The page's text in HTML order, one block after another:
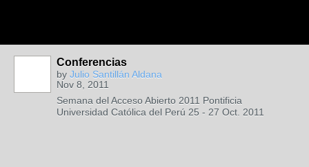
Conferencias
by Julio Santillán Aldana
Nov 8, 2011
Semana del Acceso Abierto 2011 Pontificia
Universidad Católica del Perú 25 - 27 Oct. 2011